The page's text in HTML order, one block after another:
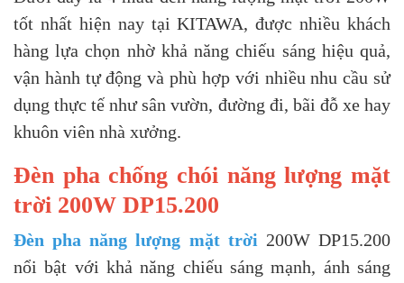
tốt nhất hiện nay tại KITAWA, được nhiều khách
hàng lựa chọn nhờ khả năng chiếu sáng hiệu quả,
vận hành tự động và phù hợp với nhiều nhu cầu sử
dụng thực tế như sân vườn, đường đi, bãi đỗ xe hay
khuôn viên nhà xưởng.
Đèn pha chống chói năng lượng mặt
trời 200W DP15.200
Đèn pha năng lượng mặt trời 200W DP15.200
nổi bật với khả năng chiếu sáng mạnh, ánh sáng